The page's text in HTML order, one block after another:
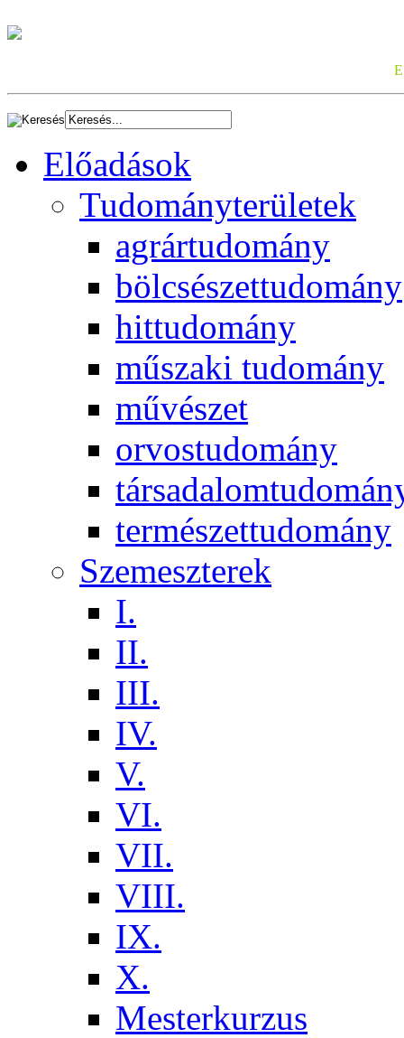
Előadások
Tudományterületek
agrártudomány
bölcsészettudomány
hittudomány
műszaki tudomány
művészet
orvostudomány
természettudomány
Szemeszterek
I.
II.
III.
IV.
V.
VI.
VII.
VIII.
IX.
X.
Mesterkurzus